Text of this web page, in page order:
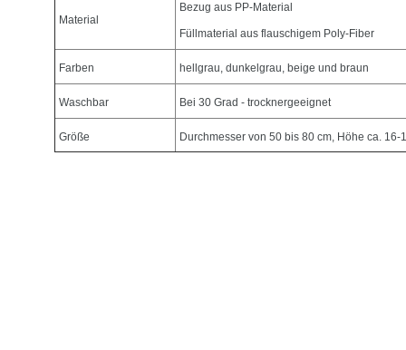
Material
Bezug aus PP-Material
Füllmaterial aus flauschigem Poly-Fiber
Farben hellgrau, dunkelgrau, beige und braun
Waschbar Bei 30 Grad - trocknergeeignet
Größe Durchmesser von 50 bis 80 cm, Höhe ca. 16-